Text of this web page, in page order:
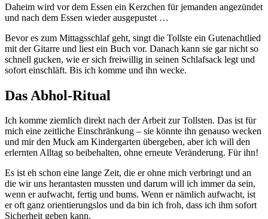
Daheim wird vor dem Essen ein Kerzchen für jemanden angezündet
und nach dem Essen wieder ausgepustet …
Bevor es zum Mittagsschlaf geht, singt die Tollste ein Gutenachtlied
mit der Gitarre und liest ein Buch vor. Danach kann sie gar nicht so
schnell gucken, wie er sich freiwillig in seinen Schlafsack legt und
sofort einschläft. Bis ich komme und ihn wecke.
Das Abhol-Ritual
Ich komme ziemlich direkt nach der Arbeit zur Tollsten. Das ist für
mich eine zeitliche Einschränkung – sie könnte ihn genauso wecken
und mir den Muck am Kindergarten übergeben, aber ich will den
erlernten Alltag so beibehalten, ohne erneute Veränderung. Für ihn!
Es ist eh schon eine lange Zeit, die er ohne mich verbringt und an
die wir uns herantasten mussten und darum will ich immer da sein,
wenn er aufwacht, fertig und bums. Wenn er nämlich aufwacht, ist
er oft ganz orientierungslos und da bin ich froh, dass ich ihm sofort
Sicherheit geben kann.